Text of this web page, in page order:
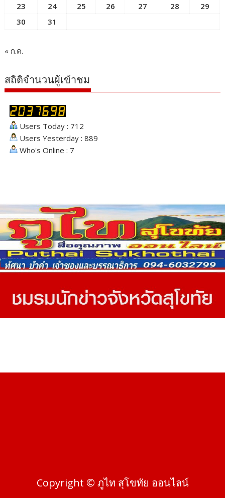
23
24 25 26 27 28
29
30
31
« ก.ค.
สถิติจำนวนผู้เข้าชม
Users Today : 712
Users Yesterday : 889
Who's Online : 7
Copyright © ภูไท สุโขทัย ออนไลน์